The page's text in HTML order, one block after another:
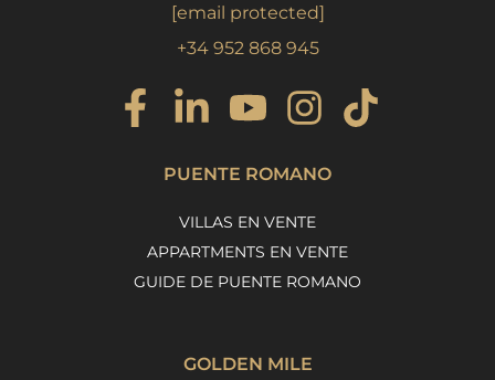
[email protected]
+34 952 868 945
PUENTE ROMANO
VILLAS EN VENTE
APPARTMENTS EN VENTE
GUIDE DE PUENTE ROMANO
GOLDEN MILE